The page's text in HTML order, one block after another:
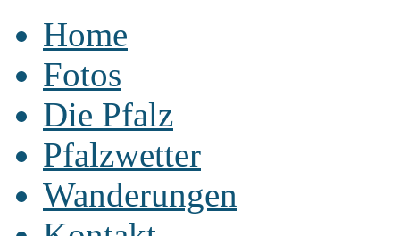
Home
Fotos
Die Pfalz
Pfalzwetter
Wanderungen